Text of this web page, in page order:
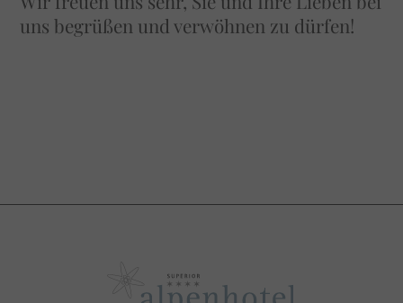
uns begrüßen und verwöhnen zu dürfen!